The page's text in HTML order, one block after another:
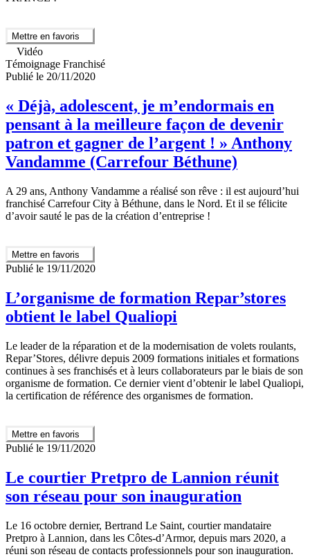
Mettre en favoris
Vidéo
Témoignage Franchisé
Publié le 20/11/2020
« Déjà, adolescent, je m’endormais en
pensant à la meilleure façon de devenir
patron et gagner de l’argent ! » Anthony
Vandamme (Carrefour Béthune)
A 29 ans, Anthony Vandamme a réalisé son rêve : il est aujourd’hui
franchisé Carrefour City à Béthune, dans le Nord. Et il se félicite
d’avoir sauté le pas de la création d’entreprise !
Mettre en favoris
Publié le 19/11/2020
L’organisme de formation Repar’stores
obtient le label Qualiopi
Le leader de la réparation et de la modernisation de volets roulants,
Repar’Stores, délivre depuis 2009 formations initiales et formations
continues à ses franchisés et à leurs collaborateurs par le biais de son
organisme de formation. Ce dernier vient d’obtenir le label Qualiopi,
la certification de référence des organismes de formation.
Mettre en favoris
Publié le 19/11/2020
Le courtier Pretpro de Lannion réunit
son réseau pour son inauguration
Le 16 octobre dernier, Bertrand Le Saint, courtier mandataire
Pretpro à Lannion, dans les Côtes-d’Armor, depuis mars 2020, a
réuni son réseau de contacts professionnels pour son inauguration.